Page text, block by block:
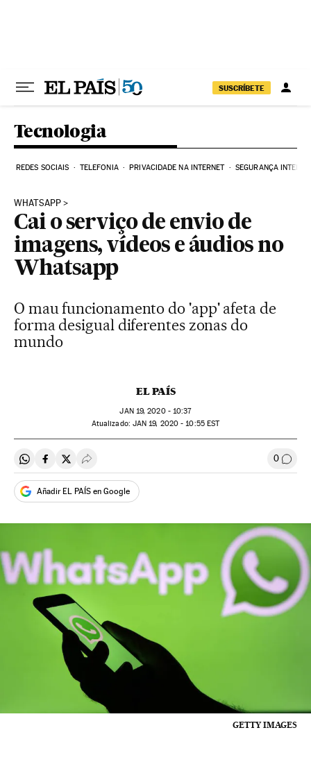
SUSCRÍBETE
Tecnologia
REDES SOCIAIS TELEFONIA PRIVACIDADE NA INTERNET SEGURANÇA
WHATSAPP
Cai o serviço de envio de
imagens, vídeos e áudios no
Whatsapp
O mau funcionamento do 'app' afeta de
forma desigual diferentes zonas do
mundo
EL PAÍS
JAN19, 2020 - 10:37
atualizado: JAN 19, 2020 - 10:55EST
Compartir en Whatsapp
Compartir en Facebook
Compartir en Twitter
Desplegar Redes Sociales 0
Añadir EL PAÍS en Google
GETTY IMAGES